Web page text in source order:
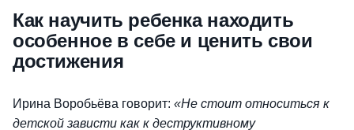
Как научить ребенка находить
особенное в себе и ценить свои
достижения
Ирина Воробьёва говорит: «Не стоит относиться к
детской зависти как к деструктивному